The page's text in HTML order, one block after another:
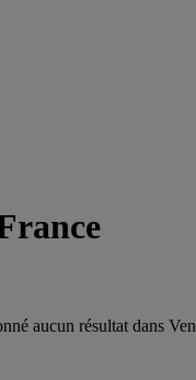
aucun résultat dans